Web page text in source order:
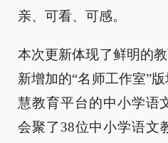
亲、可看、可感。
本次更新体现了鲜明的教
新增加的“名师工作室”
慧教育平台的中小学语
会聚了38位中小学语文